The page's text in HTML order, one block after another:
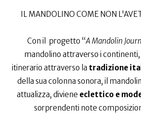
IL MANDOLINO COME NON
Con il progetto “A Mandolin
mandolino attraverso i
itinerario attraverso la tradizione
della sua colonna sonora, il
attualizza, diviene eclettico e
sorprendenti note